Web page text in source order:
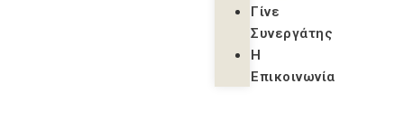
Γίνε
Συνεργάτης
Η
Επικοινωνία